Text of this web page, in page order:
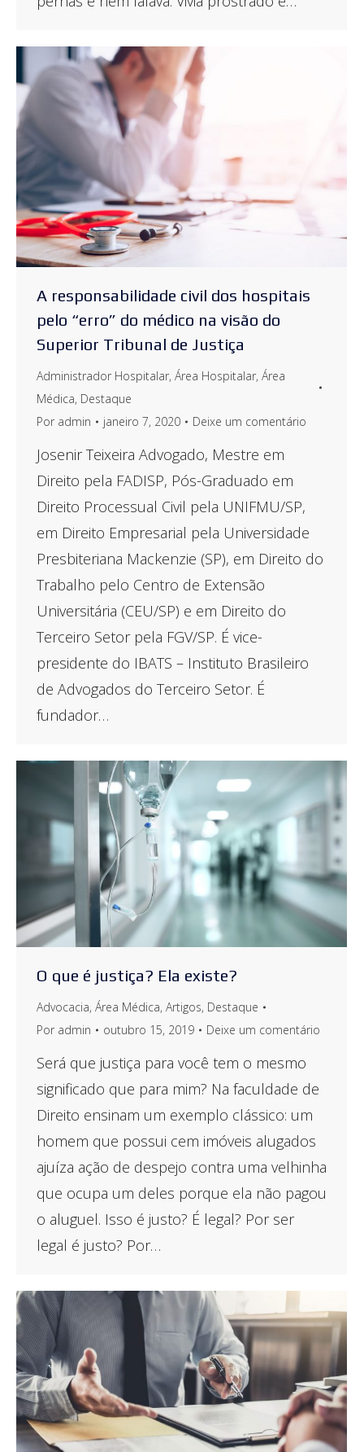
A responsabilidade civil dos hospitais
pelo “erro” do médico na visão do
Superior Tribunal de Justiça
Administrador Hospitalar, Área Hospitalar, Área
Médica, Destaque
Por admin janeiro 7, 2020 Deixe um comentário
Josenir Teixeira Advogado, Mestre em
Direito pela FADISP, Pós-Graduado em
Direito Processual Civil pela UNIFMU/SP,
em Direito Empresarial pela Universidade
Presbiteriana Mackenzie (SP), em Direito do
Trabalho pelo Centro de Extensão
Universitária (CEU/SP) e em Direito do
Terceiro Setor pela FGV/SP. É vice-
presidente do IBATS – Instituto Brasileiro
de Advogados do Terceiro Setor. É
fundador…
O que é justiça? Ela existe?
Advocacia, Área Médica, Artigos, Destaque
Por admin outubro 15, 2019 Deixe um comentário
Será que justiça para você tem o mesmo
significado que para mim? Na faculdade de
Direito ensinam um exemplo clássico: um
homem que possui cem imóveis alugados
ajuíza ação de despejo contra uma velhinha
que ocupa um deles porque ela não pagou
o aluguel. Isso é justo? É legal? Por ser
legal é justo? Por…